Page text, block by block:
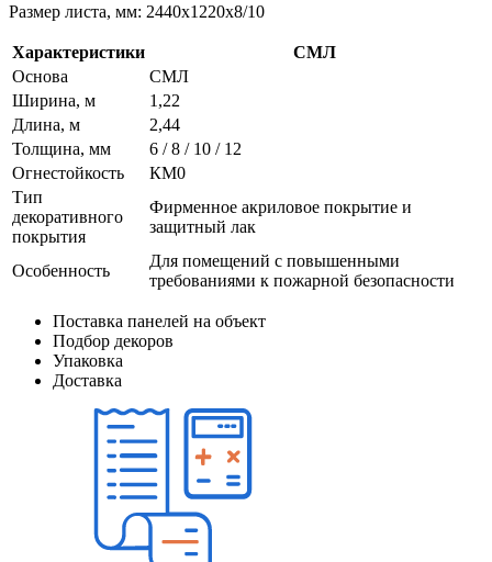
Размер листа, мм: 2440х1220х8/10
Характеристики
СМЛ
Основа
СМЛ
Ширина, м
1,22
Длина, м
2,44
Толщина, мм
6 / 8 / 10 / 12
Огнестойкость
КМ0
Тип
декоративного
покрытия
Фирменное акриловое покрытие и
защитный лак
Особенность
Для помещений с повышенными
требованиями к пожарной безопасности
Поставка панелей на объект
Подбор декоров
Упаковка
Доставка